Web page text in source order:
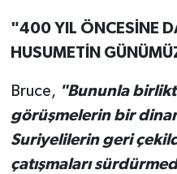
"400 YIL ÖNCESİNE
HUSUMETİN
Bruce, "Bununla
görüşmelerin bir
Suriyelilerin geri
çatışmaları